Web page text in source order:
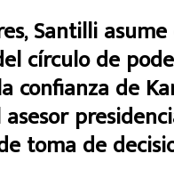
Santilli
círculo de
confianza de
toma de